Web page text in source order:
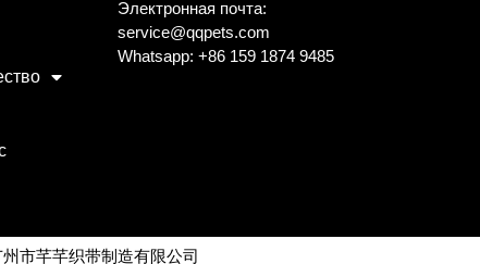
Электронная почта:
service@qqpets.com
Whatsapp: +86 159 1874 9485
州市芊芊织带制造有限公司